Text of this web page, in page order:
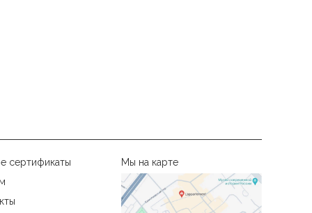
Мы на карте
сертификаты